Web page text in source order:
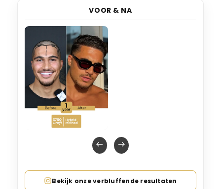
VOOR & NA
Bekijk onze verbluffende resultaten